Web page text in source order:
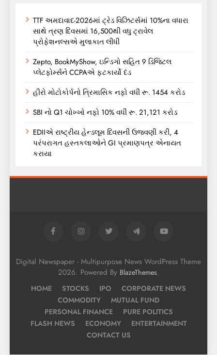
TTF અમદાવાદ-2026માં ટ્રેડ વિઝિટર્સમાં 10%ના વધારા
સાથે ત્રણ દિવસમાં 16,500થી વધુ ટ્રાવેલ
પ્રોફેશનલ્સએ મુલાકાત લીધી
Zepto, BookMyShow, ઇન્ડિગો સહિત 9 ડિજિટલ
પ્લેટફોર્મ્સને CCPAએ ફટકાર્યો દંડ
હીરો મોટોકોર્પનો ત્રિમાસિક નફો વધી રૂ. 1454 કરોડ
SBI નો Q1 ચોખ્ખો નફો 10% વધી રૂ. 21,121 કરોડ
EDIIએ રાષ્ટ્રીય હેન્ડલૂમ દિવસની ઉજવણી કરી, 4
પરંપરાગત હસ્તકલાઓને GI પ્રમાણપત્ર એનાયત
કરાયા
Digital Newspaper - Multipurpose News WordPress Theme
2026. Powered By BlazeThemes.
HOME STOCKS IPO
CORPORATE NEWS
COMMODITY
MUTUAL FUND
PERSONAL FINANCE
PURE POLITICS
FLASH NEWS
ECONOMY
ENTERTAINMENT
CONTACT US